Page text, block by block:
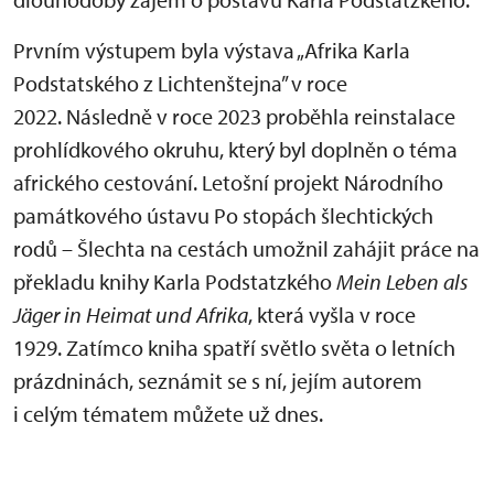
Prvním výstupem byla výstava „Afrika Karla
Podstatského z Lichtenštejna” v roce
2022. Následně v roce 2023 proběhla reinstalace
prohlídkového okruhu, který byl doplněn o téma
afrického cestování. Letošní projekt Národního
památkového ústavu Po stopách šlechtických
rodů – Šlechta na cestách umožnil zahájit práce na
překladu knihy Karla PodstatzkéhoMein Leben als
Jäger in Heimat und Afrika, která vyšla v roce
1929. Zatímco kniha spatří světlo světa o letních
prázdninách, seznámit se s ní, jejím autorem
i celým tématem můžete už dnes.